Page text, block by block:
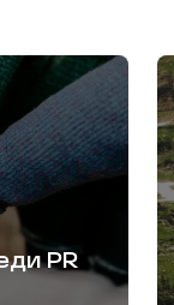
PR